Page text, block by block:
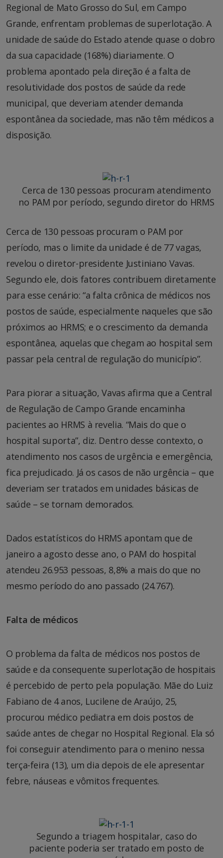
Regional de Mato Grosso do Sul, em Campo
Grande, enfrentam problemas de superlotação. A
unidade de saúde do Estado atende quase o dobro
da sua capacidade (168%) diariamente. O
problema apontado pela direção é a falta de
resolutividade dos postos de saúde da rede
municipal, que deveriam atender demanda
espontânea da sociedade, mas não têm médicos a
disposição.
Cerca de 130 pessoas procuram atendimento
no PAM por período, segundo diretor do HRMS
Cerca de 130 pessoas procuram o PAM por
período, mas o limite da unidade é de 77 vagas,
revelou o diretor-presidente Justiniano Vavas.
Segundo ele, dois fatores contribuem diretamente
para esse cenário: “a falta crônica de médicos nos
postos de saúde, especialmente naqueles que são
próximos ao HRMS; e o crescimento da demanda
espontânea, aquelas que chegam ao hospital sem
passar pela central de regulação do município”.
Para piorar a situação, Vavas afirma que a Central
de Regulação de Campo Grande encaminha
pacientes ao HRMS à revelia. “Mais do que o
hospital suporta”, diz. Dentro desse contexto, o
atendimento nos casos de urgência e emergência,
fica prejudicado. Já os casos de não urgência – que
deveriam ser tratados em unidades básicas de
saúde – se tornam demorados.
Dados estatísticos do HRMS apontam que de
janeiro a agosto desse ano, o PAM do hospital
atendeu 26.953 pessoas, 8,8% a mais do que no
mesmo período do ano passado (24.767).
Falta de médicos
O problema da falta de médicos nos postos de
saúde e da consequente superlotação de hospitais
é percebido de perto pela população. Mãe do Luiz
Fabiano de 4 anos, Lucilene de Araújo, 25,
procurou médico pediatra em dois postos de
saúde antes de chegar no Hospital Regional. Ela só
foi conseguir atendimento para o menino nessa
terça-feira (13), um dia depois de ele apresentar
febre, náuseas e vômitos frequentes.
Segundo a triagem hospitalar, caso do
paciente poderia ser tratado em posto de